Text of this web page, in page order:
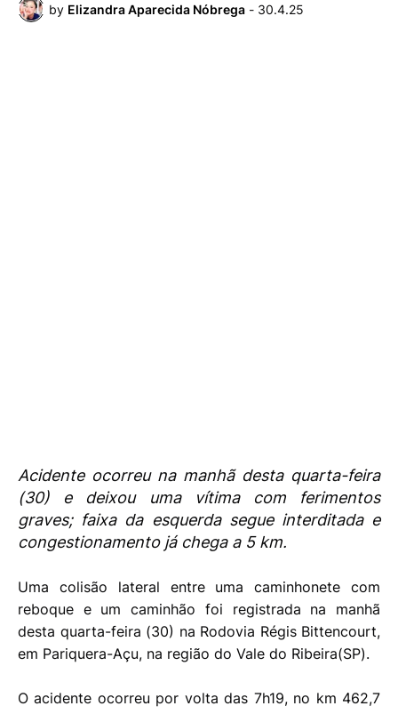
by Elizandra Aparecida Nóbrega - 30.4.25
Acidente ocorreu na manhã desta quarta-feira
(30) e deixou uma vítima com ferimentos
graves; faixa da esquerda segue interditada e
congestionamento já chega a 5 km.
Uma colisão lateral entre uma caminhonete com
reboque e um caminhão foi registrada na manhã
desta quarta-feira (30) na Rodovia Régis Bittencourt,
em Pariquera-Açu, na região do Vale do Ribeira(SP).
O acidente ocorreu por volta das 7h19, no km 462,7